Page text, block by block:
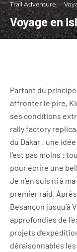
Trail Adventure ·
Voyage en
Partant du
affronter le pire,
ses conditions
rally factory
du Dakar ! une
l’est pas moins :
pour écrire une
Je n’en suis ni à
premier raid.
Besançon jusqu’à
approfondies de
projets
déraisonnables